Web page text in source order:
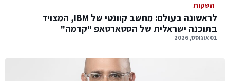
השקות
לראשונה בעולם: מחשב קוונטי של IBM, המצויד
בתוכנה ישראלית של הסטארטאפ "קדמה"
01 אוגוסט, 2026